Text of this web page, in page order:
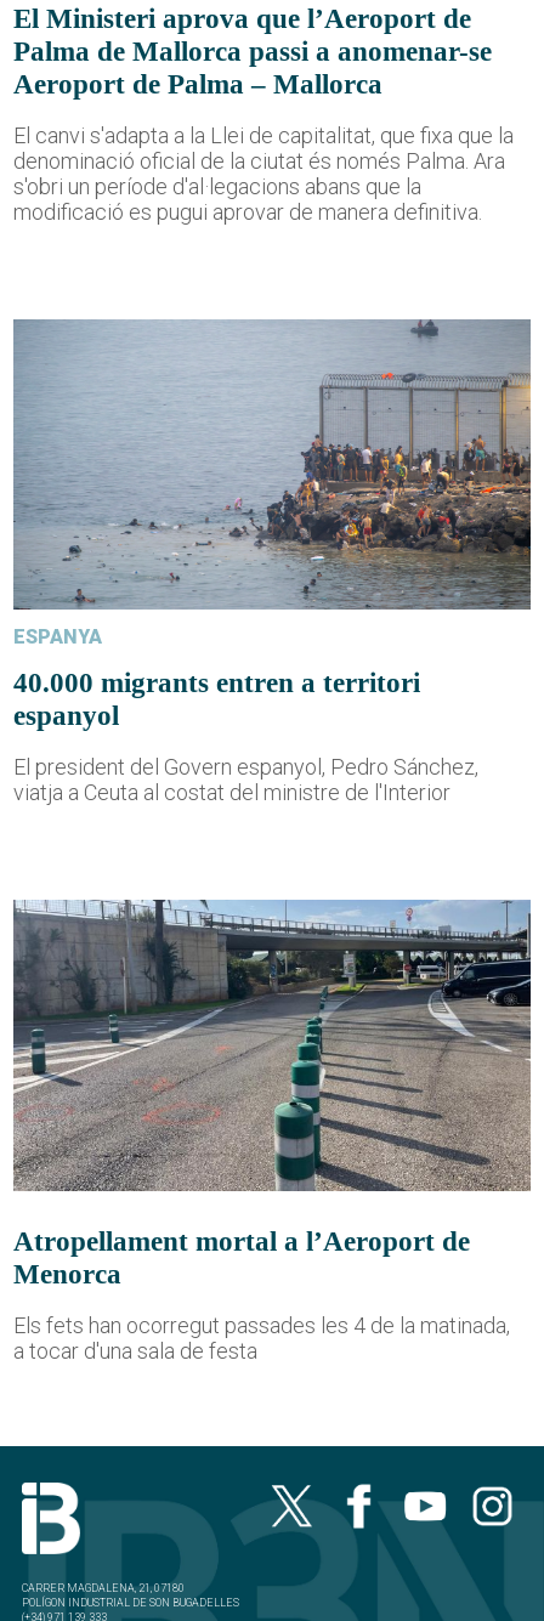
El Ministeri aprova que l’Aeroport de
Palma de Mallorca passi a anomenar-se
Aeroport de Palma – Mallorca
El canvi s'adapta a la Llei de capitalitat, que fixa que la
denominació oficial de la ciutat és només Palma. Ara
s'obri un període d'al·legacions abans que la
modificació es pugui aprovar de manera definitiva.
ESPANYA
40.000 migrants entren a territori
espanyol
El president del Govern espanyol, Pedro Sánchez,
viatja a Ceuta al costat del ministre de l'Interior
Atropellament mortal a l’Aeroport de
Menorca
Els fets han ocorregut passades les 4 de la matinada,
a tocar d'una sala de festa
CARRER MAGDALENA, 21, 07180
POLÍGON INDUSTRIAL DE SON BUGADELLES
(+34) 971 139 333